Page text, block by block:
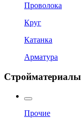
Проволока
Круг
Катанка
Арматура
Стройматериалы
Прочие